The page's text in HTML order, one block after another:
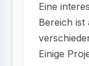
Eine
Bereich ist
Einige